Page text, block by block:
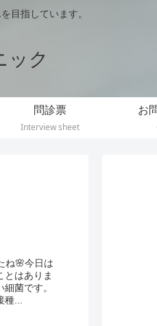
目指しています。
ック
問診票
Interview sheet
お
ね🌸今日は
とはありま
菌です。
...